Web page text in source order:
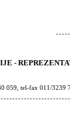
-
059, tel-fax 011/3239